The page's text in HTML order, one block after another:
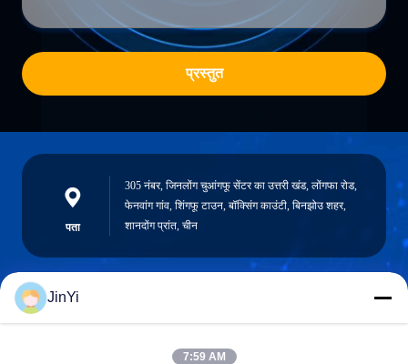
प्रस्तुत
पता
305 नंबर, जिनलोंग चुआंगफू सेंटर का उत्तरी खंड, लोंगफा रोड,
फेनवांग गांव, शिंगफू टाउन, बॉक्सिंग काउंटी, बिनझोउ शहर,
शानदोंग प्रांत, चीन
chenshasha1867@gmail.com
JinYi
7:59 AM